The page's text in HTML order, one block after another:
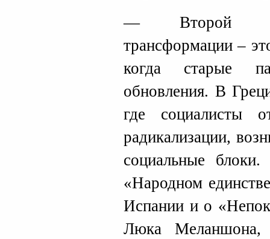
— Второй
трансформации –
когда старые
обновления. В
где социалисты
радикализации,
социальные
«Народном
Испании и о
Люка Меланшона,